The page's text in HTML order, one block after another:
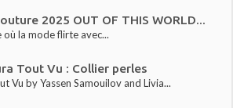
2025 OUT OF THIS WORLD...
la mode flirte avec...
Tout Vu : Collier perles
Vu by Yassen Samouilov and Livia...